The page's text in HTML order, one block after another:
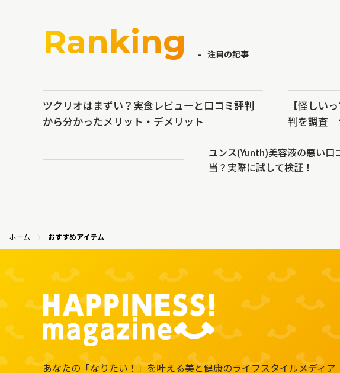
Ranking 注目の記事
ツクリオはまずい？実食レビューと口コミ評判
から分かったメリット・デメリット
【怪しい
判を調査
ユンス(Yunth)美容液の悪い口
当？実際に試して検証！
ホーム おすすめアイテム
あなたの「なりたい！」を叶える美と健康のライフスタイルメディア